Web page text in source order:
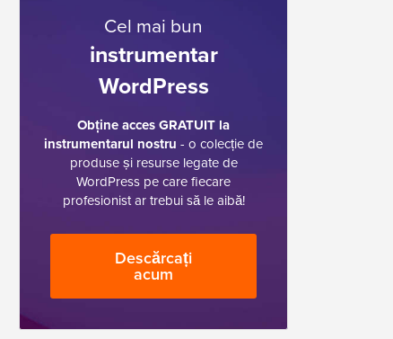
Cel mai bun
instrumentar
WordPress
Obține acces GRATUIT la
instrumentarul nostru - o colecție de
produse și resurse legate de
WordPress pe care fiecare
profesionist ar trebui să le aibă!
Descărcați
acum